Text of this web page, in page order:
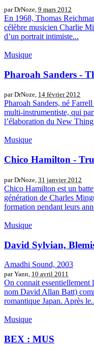
par DrNoze, 9 mars 2012
En 1968, Thomas
célèbre musicien Charlie
d’un portrait intimiste...
Musique
Pharoah Sanders -
par DrNoze, 14 février 2012
Pharoah Sanders, né
multi-instrumentiste, qui
l’élaboration du New
Musique
Chico Hamilton -
par DrNoze, 31 janvier 2012
Chico Hamilton est un
génération de Charles
formation pendant leurs
Musique
David Sylvian,
Amadhi Sound, 2003
par Yann, 10 avril 2011
On connait
nom David Allan Batt)
romantique Japan. Après
Musique
BEX : MUS